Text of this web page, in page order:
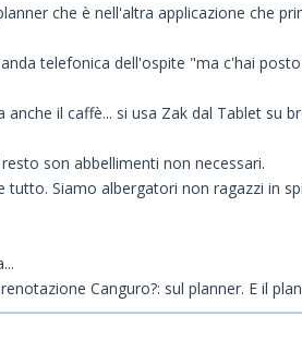
che è nell'altra applicazione che
telefonica dell'ospite "ma c'hai
il caffè... si usa Zak dal Tablet su
son abbellimenti non necessari.
Siamo albergatori non ragazzi in
Canguro?: sul planner. E il